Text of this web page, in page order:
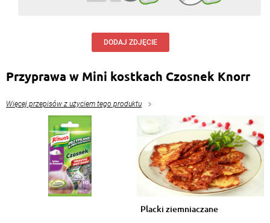
DODAJ ZDJĘCIE
Przyprawa w Mini kostkach Czosnek Knorr
Więcej przepisów z użyciem tego produktu
Placki ziemniaczane